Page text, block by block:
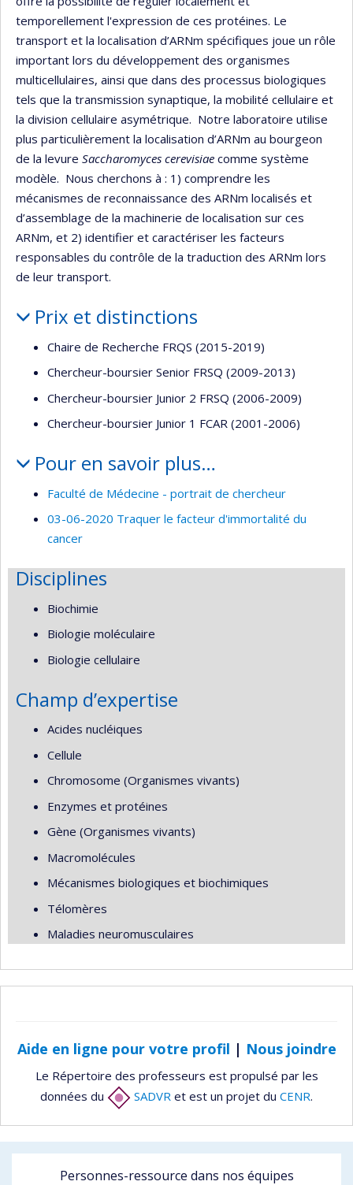
temporellement l'expression de ces protéines. Le
transport et la localisation d’ARNm spécifiques joue un rôle
important lors du développement des organismes
multicellulaires, ainsi que dans des processus biologiques
tels que la transmission synaptique, la mobilité cellulaire et
la division cellulaire asymétrique. Notre laboratoire utilise
plus particulièrement la localisation d’ARNm au bourgeon
de la levure Saccharomyces cerevisiae comme système
modèle. Nous cherchons à : 1) comprendre les
mécanismes de reconnaissance des ARNm localisés et
d’assemblage de la machinerie de localisation sur ces
ARNm, et 2) identifier et caractériser les facteurs
responsables du contrôle de la traduction des ARNm lors
de leur transport.
Prix et distinctions
Chaire de Recherche FRQS (2015-2019)
Chercheur-boursier Senior FRSQ (2009-2013)
Chercheur-boursier Junior 2 FRSQ (2006-2009)
Chercheur-boursier Junior 1 FCAR (2001-2006)
Pour en savoir plus…
Faculté de Médecine - portrait de chercheur
03-06-2020 Traquer le facteur d'immortalité du
cancer
Disciplines
Biochimie
Biologie moléculaire
Biologie cellulaire
Champ d’expertise
Acides nucléiques
Cellule
Chromosome (Organismes vivants)
Enzymes et protéines
Gène (Organismes vivants)
Macromolécules
Mécanismes biologiques et biochimiques
Télomères
Maladies neuromusculaires
Aide en ligne pour votre profil | Nous joindre
Le Répertoire des professeurs est propulsé par les
données du
SADVR et est un projet du CENR.
Personnes-ressource dans nos équipes